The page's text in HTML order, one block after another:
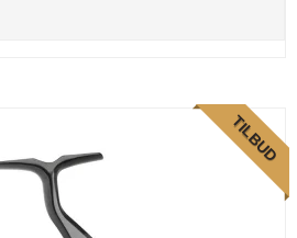
TILBUD